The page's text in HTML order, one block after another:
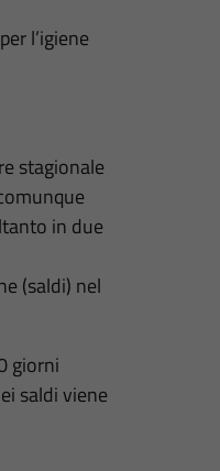
l’igiene
stagionale
in due
(saldi) nel
giorni
saldi viene